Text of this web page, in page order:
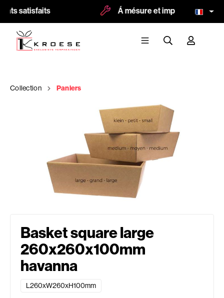
satisfaits Á mésure et impression
Collection Paniers
Basket square large
260x260x100mm
havanna
L260xW260xH100mm